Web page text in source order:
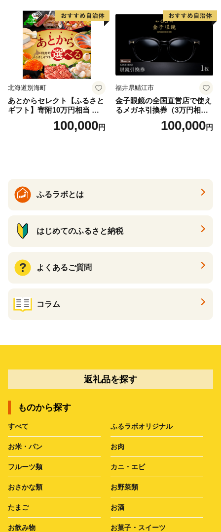
北海道別海町
あとからセレクト【ふるさと
ギフト】寄附10万円相当 あ
とから選べる！ ギフト いく
ら ほたて 海鮮 牛肉 別海町
ギフト ふるさと納税 ）
100,000円
福井県鯖江市
金子眼鏡の全国直営店で使え
るメガネ引換券（3万円相
100,000円
ふるラボとは
はじめてのふるさと納税
よくあるご質問
コラム
返礼品を探す
ものから探す
すべて ふるラボオリジナル
お米・パン お肉
フルーツ類 カニ・エビ
おさかな類 お野菜類
たまご お酒
お飲み物 お菓子・スイーツ